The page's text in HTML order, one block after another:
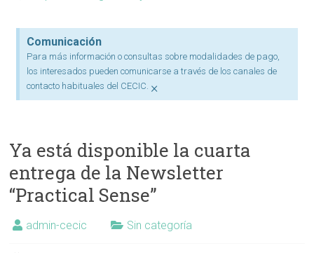
Comunicación
Para más información o consultas sobre modalidades de pago,
los interesados pueden comunicarse a través de los canales de
contacto habituales del CECIC. ×
Ya está disponible la cuarta
entrega de la Newsletter
“Practical Sense”
admin-cecic Sin categoría